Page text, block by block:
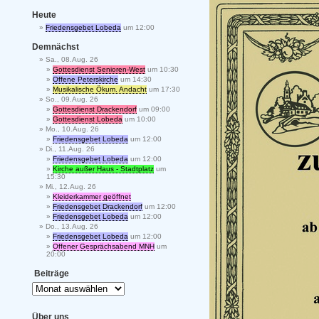
Heute
Friedensgebet Lobeda um 12:00
Demnächst
Sa., 08.Aug. 26
Gottesdienst Senioren-West um 10:30
Offene Peterskirche um 14:30
Musikalische Ökum. Andacht um 17:30
So., 09.Aug. 26
Gottesdienst Drackendorf um 09:00
Gottesdienst Lobeda um 10:00
Mo., 10.Aug. 26
Friedensgebet Lobeda um 12:00
Di., 11.Aug. 26
Friedensgebet Lobeda um 12:00
Kirche außer Haus - Stadtplatz um
15:30
Mi., 12.Aug. 26
Kleiderkammer geöffnet
Friedensgebet Drackendorf um 12:00
Friedensgebet Lobeda um 12:00
Do., 13.Aug. 26
Friedensgebet Lobeda um 12:00
Offener Gesprächsabend MNH um
20:00
Beiträge
Über uns